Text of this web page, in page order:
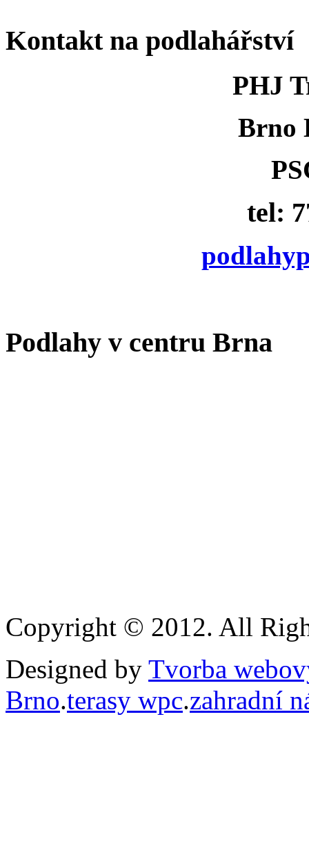
Kontakt na podlahářství
PHJ
Brno
tel:
Podlahy v centru Brna
Copyright © 2012. All
Designed by Tvorba
Brno.terasy wpc.zahradní